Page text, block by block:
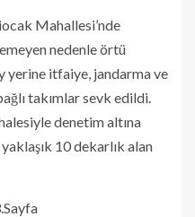
Mahallesi’nde
nedenle örtü
yerine itfaiye, jandarma ve
takımlar sevk edildi.
denetim altına
10 dekarlık alan